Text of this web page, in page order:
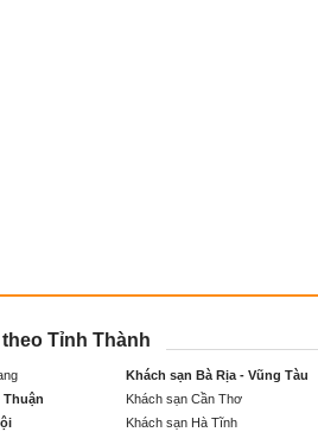
Tỉnh Thành
Khách sạn Bà Rịa - Vũng Tàu
Thuận
Khách sạn Cần Thơ
Khách sạn Hà Tĩnh